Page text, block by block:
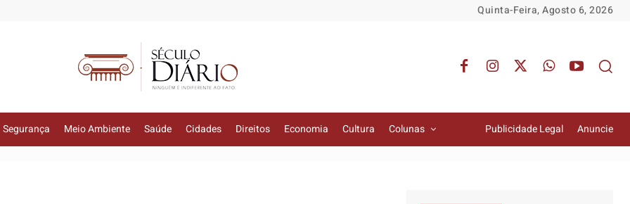
Quinta-Feira, Agosto 6, 2026
Segurança Meio Ambiente Saúde Cidades Direitos Economia Cultura Colunas Publicidade Legal Anuncie